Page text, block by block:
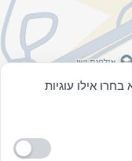
אילו עוגיות